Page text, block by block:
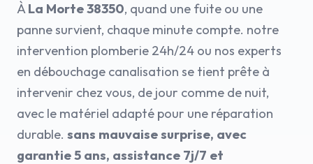
ÀLa Morte 38350, quand une fuite ou une
panne survient, chaque minute compte. notre
intervention plomberie 24h/24 ou nos experts
en débouchage canalisation se tient prête à
intervenir chez vous, de jour comme de nuit,
avec le matériel adapté pour une réparation
durable. sans mauvaise surprise, avec
garantie 5 ans, assistance 7j/7 et